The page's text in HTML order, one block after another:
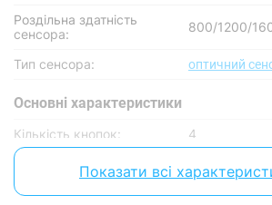
Роздільна здатність
сенсора:
800/1200/
Тип сенсора: оптичний
Основнi характеристики
Кількість кнопок:
4
Колесо прокрутки:Показати всі